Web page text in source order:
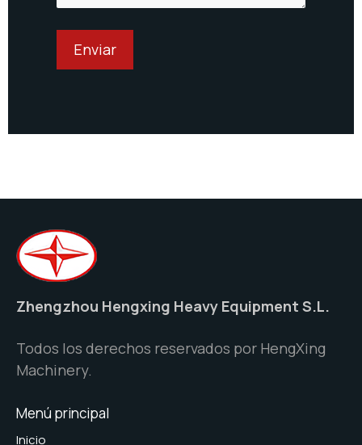
Zhengzhou Hengxing Heavy Equipment S.L.
Todos los derechos reservados por HengXing
Machinery.
Menú principal
Inicio